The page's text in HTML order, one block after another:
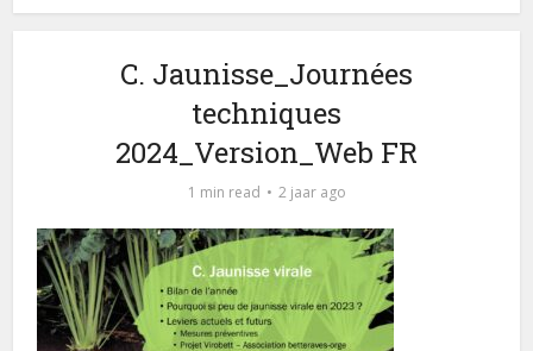
C. Jaunisse_Journées
techniques
2024_Version_Web FR
1 min read 2 jaar ago